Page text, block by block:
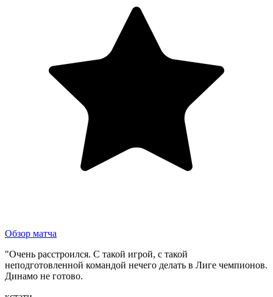
Обзор матча
"Очень расстроился. С такой игрой, с такой
неподготовленной командой нечего делать в Лиге чемпионов.
Динамо не готово.